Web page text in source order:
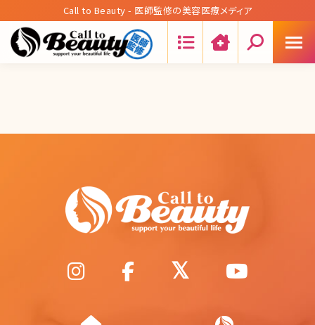
Call to Beauty - 医師監修の美容医療メディア